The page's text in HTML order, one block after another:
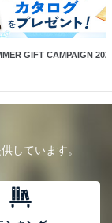
GIFT CAMPAIGN
しています。